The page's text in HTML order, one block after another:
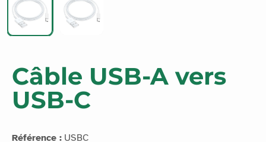
Câble USB-A vers
USB-C
Référence : USBC